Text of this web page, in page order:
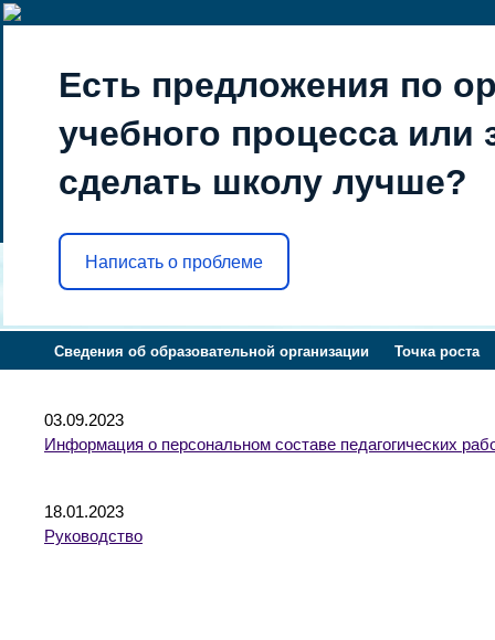
Есть предложения по
учебного процесса или
сделать школу лучше?
Написать о проблеме
Сведения об образовательной организации Точка роста
03.09.2023
Информация о персональном составе педагогических
18.01.2023
Руководство